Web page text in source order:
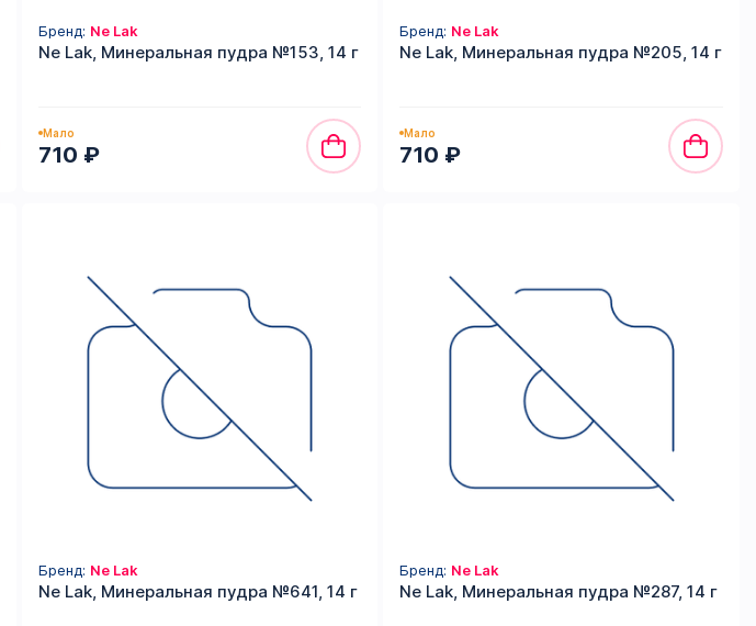
Бренд: Ne Lak
Ne Lak, Минеральная пудра №153, 14 г
Мало
710 ₽
Бренд: Ne Lak
Ne Lak, Минеральная пудра №205, 14 г
Мало
710 ₽
Бренд: Ne Lak
Ne Lak, Минеральная пудра №641, 14 г
Бренд: Ne Lak
Ne Lak, Минеральная пудра №287, 14 г